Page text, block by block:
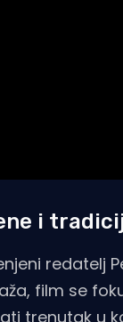
i
redatelj
film se
trenutak u